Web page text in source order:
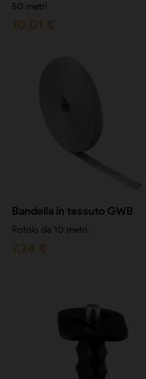
50 metri
10,01 €
Bandella in tessuto GWB
Rotolo da 10 metri.
7,24 €